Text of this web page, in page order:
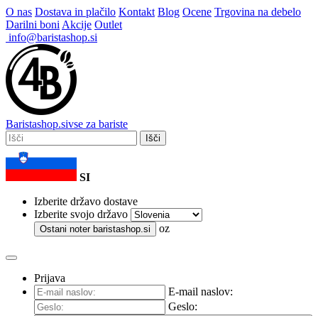
O nas Dostava in plačilo Kontakt Blog Ocene Trgovina na debelo
Darilni boni Akcije Outlet
info@baristashop.si
Baristashop.sivse za bariste
Išči
SI
Izberite državo dostave
Izberite svojo državo
Ostani noter baristashop.si oz
Prijava
E-mail naslov:
Geslo: